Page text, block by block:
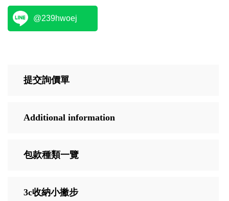
@239hwoej
提交詢價單
Additional information
包款種類一覽
3c收納小撇步